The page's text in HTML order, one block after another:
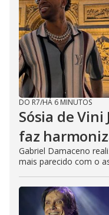
DO R7/HÁ 6 MINUTOS
Sósia de
faz
Gabriel Damaceno
mais parecido com o